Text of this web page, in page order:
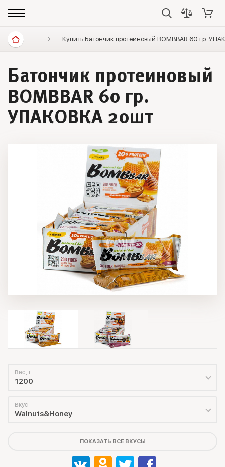
Диетические продукты Батончики, хлебцы, печенье
Купить Батончик протеиновый BOMBBAR 60 гр.
Батончик протеиновый
BOMBBAR 60 гр.
УПАКОВКА 20шт
Вес, г
1200
Вкус
Walnuts&Honey
ПОКАЗАТЬ ВСЕ ВКУСЫ